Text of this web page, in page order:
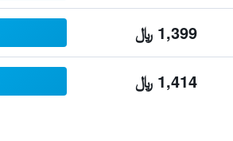
1,399 ﷼
1,414 ﷼